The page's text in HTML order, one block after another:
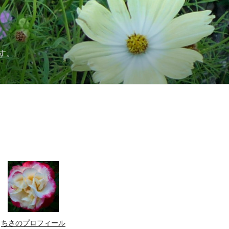
。
ちさのプロフィール